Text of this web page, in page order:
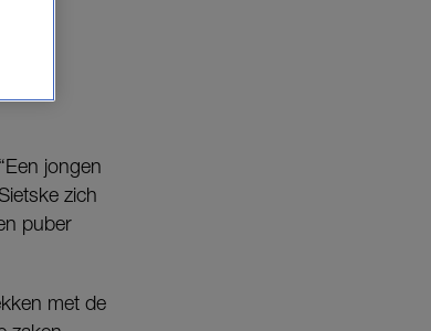
jongen
zich
puber
met de